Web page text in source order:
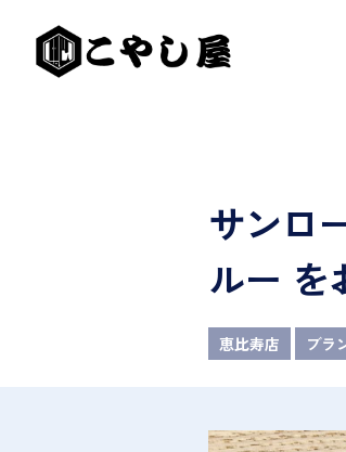
サンロ
ルー を
恵比寿店 ブラ